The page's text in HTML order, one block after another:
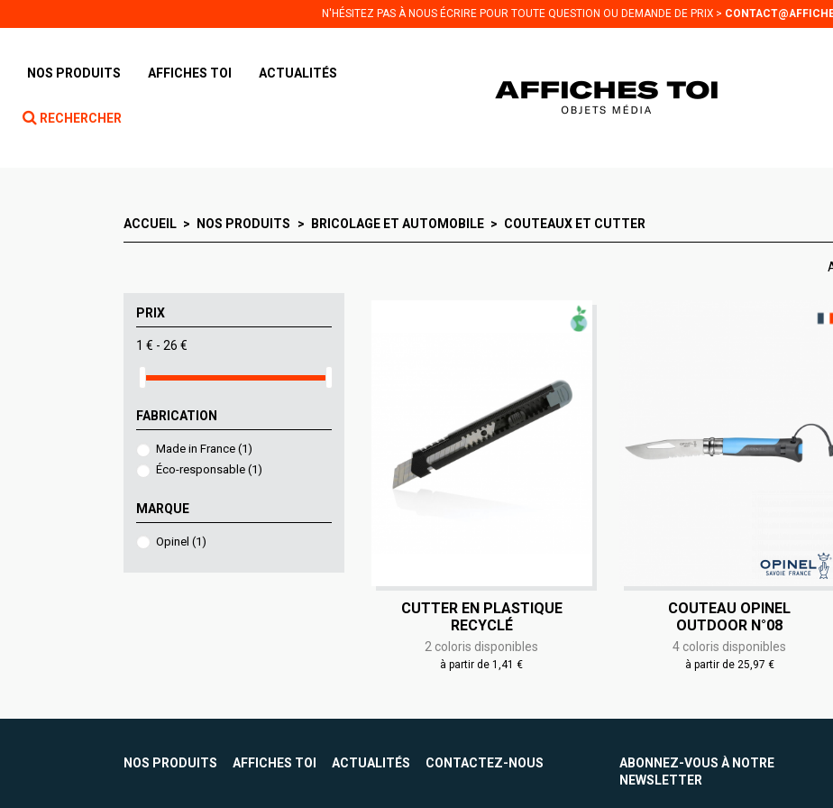
N'HÉSITEZ PAS À NOUS ÉCRIRE POUR TOUTE QUESTION OU DEMANDE DE PRIX >
NOS PRODUITS AFFICHES TOI ACTUALITÉS
RECHERCHER
ACCUEIL NOS PRODUITS BRICOLAGE ET AUTOMOBILE COUTEAUX ET CUTTER
CUTTER EN PLASTIQUE
RECYCLÉ
2 coloris disponibles
à partir de 1,41 €
COUTEAU OPINEL
OUTDOOR N°08
4 coloris disponibles
à partir de 25,97 €
PRIX
1 € - 26 €
FABRICATION
Made in France (1)
Éco-responsable (1)
MARQUE
Opinel (1)
NOS PRODUITS AFFICHES TOI ACTUALITÉS CONTACTEZ-NOUS
ABONNEZ-VOUS À NOTRE
NEWSLETTER